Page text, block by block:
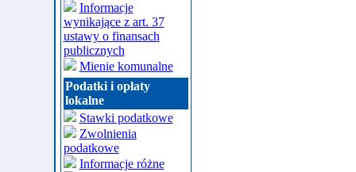
Informacje
wynikające z art. 37
ustawy o finansach
publicznych
Mienie komunalne
Podatki i opłaty
lokalne
Stawki podatkowe
Zwolnienia
podatkowe
Informacje różne